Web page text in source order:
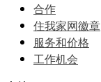
合作
住我家网徽章
服务和价格
⼯作机会